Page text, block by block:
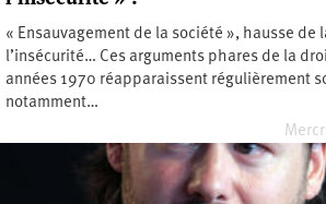
« Ensauvagement de la société », hausse de
l’insécurité… Ces arguments phares de la
années 1970 réapparaissent régulièrement
notamment…